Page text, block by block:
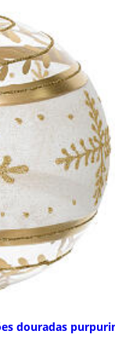
douradas